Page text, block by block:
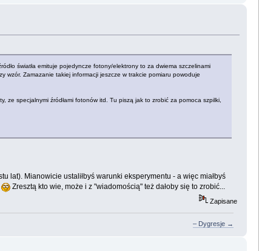
światła emituje pojedyncze fotony/elektrony to za dwiema szczelinami
wzór. Zamazanie takiej informacji jeszcze w trakcie pomiaru powoduje
ze specjalnymi źródłami fotonów itd. Tu piszą jak to zrobić za pomoca szpilki,
lat). Mianowicie ustaliłbyś warunki eksperymentu - a więc miałbyś
Zresztą kto wie, może i z "wiadomością" też dałoby się to zrobić...
Zapisane
– Dygresje →